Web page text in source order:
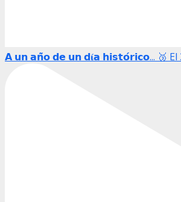
𝗔 𝘂𝗻 𝗮𝗻̃𝗼 𝗱𝗲 𝘂𝗻 𝗱𝛊́𝗮 𝗵𝗶𝘀𝘁𝗼́𝗿𝗶𝗰𝗼... 🥉 El